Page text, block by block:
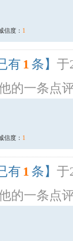
信度： 1
有 1 条】 于
的一条点
信度： 1
有 1 条】 于
的一条点